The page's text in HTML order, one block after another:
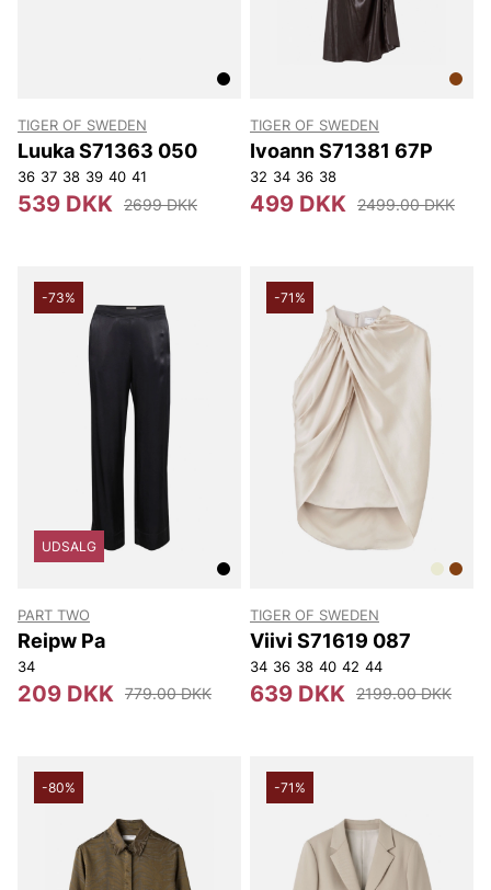
TIGER OF SWEDEN
Luuka S71363 050
36 37 38 39 40 41
539 DKK 2699 DKK
TIGER OF SWEDEN
Ivoann S71381 67P
32 34 36 38
499 DKK 2499.00 DKK
-73%
UDSALG
PART TWO
Reipw Pa
34
209 DKK 779.00 DKK
-71%
TIGER OF SWEDEN
Viivi S71619 087
34 36 38 40 42 44
639 DKK 2199.00 DKK
-80% -71%